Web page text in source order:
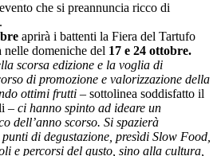
che si preannuncia ricco di
aprirà i battenti la Fiera del Tartufo
domeniche del 17 e 24 ottobre.
scorsa edizione e la voglia di
di promozione e valorizzazione della
ottimi frutti – sottolinea soddisfatto il
– ci hanno spinto ad ideare un
dell’anno scorso. Si spazierà
di degustazione, presìdi Slow Food,
e percorsi del gusto, sino alla cultura,